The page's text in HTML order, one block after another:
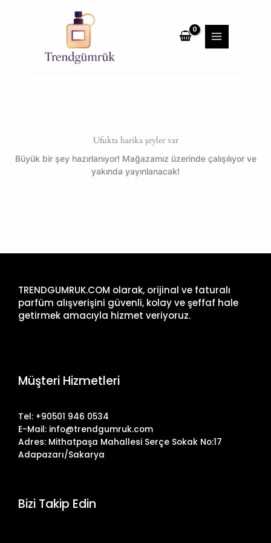
MENU
Ufukta harika şeyler var
Büyük bir şey hazırlanıyor! Mağazamız üzerinde çalışılıyor ve
yakında yayınlanacak!
TRENDGUMRUK.COM olarak, orijinal ve faturalı
parfüm alışverişini güvenli, kolay ve şeffaf hale
getirmek amacıyla hizmet veriyoruz.
Müşteri Hizmetleri
Tel: +90501 946 0534
E-Mail: info@trendgumruk.com
Adres: Mithatpaşa Mahallesi Serçe Sokak No:17
Adapazarı/Sakarya
Bizi Takip Edin